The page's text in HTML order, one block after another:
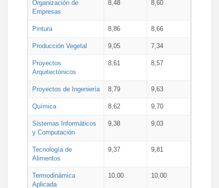
Organización de
Empresas
8,48 8,60
Pintura 8,86 8,66
Producción Vegetal 9,05 7,34
Proyectos
Arquitectónicos
8,61 8,57
Proyectos de Ingeniería 8,79 9,63
Química 8,62 9,70
Sistemas Informáticos
y Computación
9,38 9,03
Tecnología de
Alimentos
9,37 9,81
Termodinámica
Aplicada
10,00 10,00